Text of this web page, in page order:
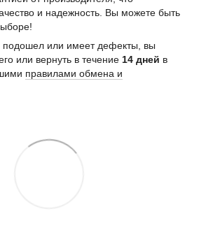
и надежность. Вы можете быть
подошел или имеет дефекты, вы
или вернуть в течение 14 дней в
правилами обмена и